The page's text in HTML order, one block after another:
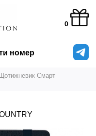
0
номер
Щотижневик Смарт